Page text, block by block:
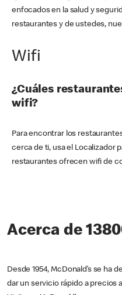
enfocados en la salud y
restaurantes y de ustedes,
Wifi
¿Cuáles
wifi?
Para encontrar los
cerca de ti, usa el Localizador
restaurantes ofrecen wifi de
Acerca de
Desde 1954, McDonald’s se ha
dar un servicio rápido a precios